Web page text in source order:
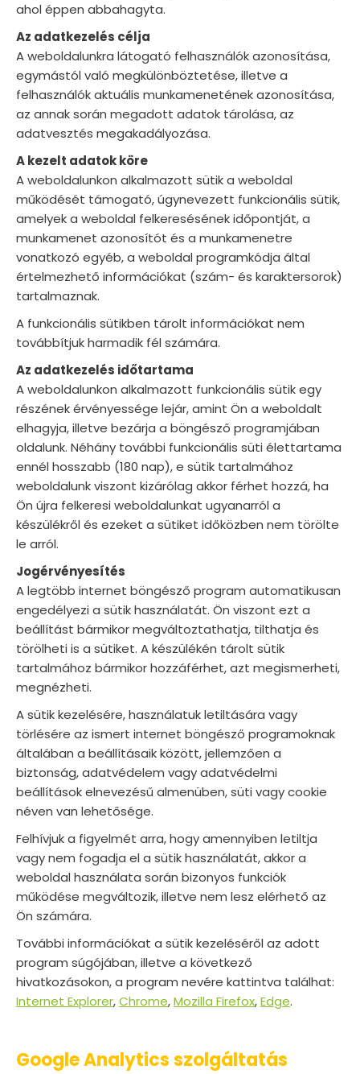
ahol éppen abbahagyta.
Az adatkezelés célja
A weboldalunkra látogató felhasználók azonosítása,
egymástól való megkülönböztetése, illetve a
felhasználók aktuális munkamenetének azonosítása,
az annak során megadott adatok tárolása, az
adatvesztés megakadályozása.
A kezelt adatok köre
A weboldalunkon alkalmazott sütik a weboldal
működését támogató, úgynevezett funkcionális sütik,
amelyek a weboldal felkeresésének időpontját, a
munkamenet azonosítót és a munkamenetre
vonatkozó egyéb, a weboldal programkódja által
értelmezhető információkat (szám- és karaktersorok)
tartalmaznak.
A funkcionális sütikben tárolt információkat nem
továbbítjuk harmadik fél számára.
Az adatkezelés időtartama
A weboldalunkon alkalmazott funkcionális sütik egy
részének érvényessége lejár, amint Ön a weboldalt
elhagyja, illetve bezárja a böngésző programjában
oldalunk. Néhány további funkcionális süti élettartama
ennél hosszabb (180 nap), e sütik tartalmához
weboldalunk viszont kizárólag akkor férhet hozzá, ha
Ön újra felkeresi weboldalunkat ugyanarról a
készülékről és ezeket a sütiket időközben nem törölte
le arról.
Jogérvényesítés
A legtöbb internet böngésző program automatikusan
engedélyezi a sütik használatát. Ön viszont ezt a
beállítást bármikor megváltoztathatja, tilthatja és
törölheti is a sütiket. A készülékén tárolt sütik
tartalmához bármikor hozzáférhet, azt megismerheti,
megnézheti.
A sütik kezelésére, használatuk letiltására vagy
törlésére az ismert internet böngésző programoknak
általában a beállításaik között, jellemzően a
biztonság, adatvédelem vagy adatvédelmi
beállítások elnevezésű almenüben, süti vagy cookie
néven van lehetősége.
Felhívjuk a figyelmét arra, hogy amennyiben letiltja
vagy nem fogadja el a sütik használatát, akkor a
weboldal használata során bizonyos funkciók
működése megváltozik, illetve nem lesz elérhető az
Ön számára.
További információkat a sütik kezeléséről az adott
program súgójában, illetve a következő
hivatkozásokon, a program nevére kattintva találhat:
Internet Explorer,Chrome,Mozilla Firefox,Edge.
Google Analytics szolgáltatás